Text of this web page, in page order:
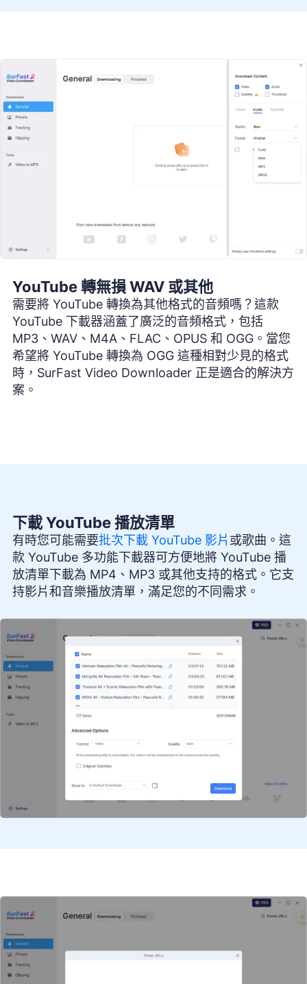
YouTube 轉無損 WAV 或其他
需要將 YouTube 轉換為其他格式的音頻嗎？這款
YouTube 下載器涵蓋了廣泛的音頻格式，包括
MP3、WAV、M4A、FLAC、OPUS 和 OGG。當您
希望將 YouTube 轉換為 OGG 這種相對少見的格式
時，SurFast Video Downloader 正是適合的解決方
案。
下載 YouTube 播放清單
有時您可能需要批次下載 YouTube 影片 或歌曲。這
款 YouTube 多功能下載器可方便地將 YouTube 播
放清單下載為 MP4、MP3 或其他支持的格式。它支
持影片和音樂播放清單，滿足您的不同需求。